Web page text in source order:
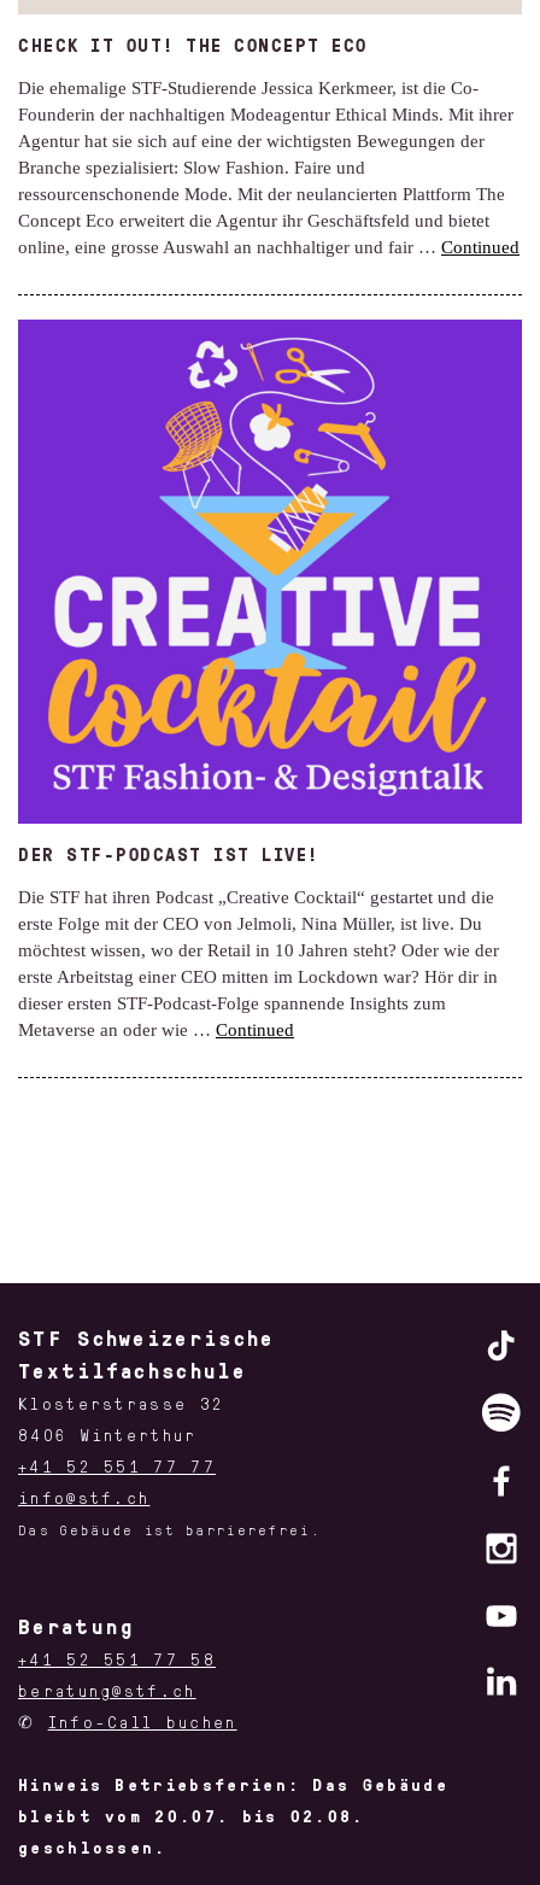
CHECK IT OUT! THE CONCEPT ECO
Die ehemalige STF-Studierende Jessica Kerkmeer, ist die Co-
Founderin der nachhaltigen Modeagentur Ethical Minds. Mit ihrer
Agentur hat sie sich auf eine der wichtigsten Bewegungen der
Branche spezialisiert: Slow Fashion. Faire und
ressourcenschonende Mode. Mit der neulancierten Plattform The
Concept Eco erweitert die Agentur ihr Geschäftsfeld und bietet
online, eine grosse Auswahl an nachhaltiger und fair … Continued
DER STF-PODCAST IST LIVE!
Die STF hat ihren Podcast „Creative Cocktail“ gestartet und die
erste Folge mit der CEO von Jelmoli, Nina Müller, ist live. Du
möchtest wissen, wo der Retail in 10 Jahren steht? Oder wie der
erste Arbeitstag einer CEO mitten im Lockdown war? Hör dir in
dieser ersten STF-Podcast-Folge spannende Insights zum
Metaverse an oder wie … Continued
STF Schweizerische
Textilfachschule
Klosterstrasse 32
8406 Winterthur
+41 52 551 77 77
info@stf.ch
Das Gebäude ist barrierefrei.
Beratung
+41 52 551 77 58
beratung@stf.ch
✆ Info-Call buchen
Hinweis Betriebsferien: Das Gebäude
bleibt vom 20.07. bis 02.08.
geschlossen.